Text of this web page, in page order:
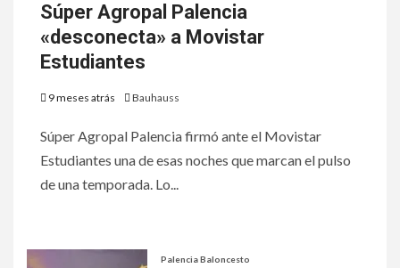
Súper Agropal Palencia
«desconecta» a Movistar
Estudiantes
9 meses atrás Bauhauss
Súper Agropal Palencia firmó ante el Movistar
Estudiantes una de esas noches que marcan el pulso
de una temporada. Lo...
Palencia Baloncesto